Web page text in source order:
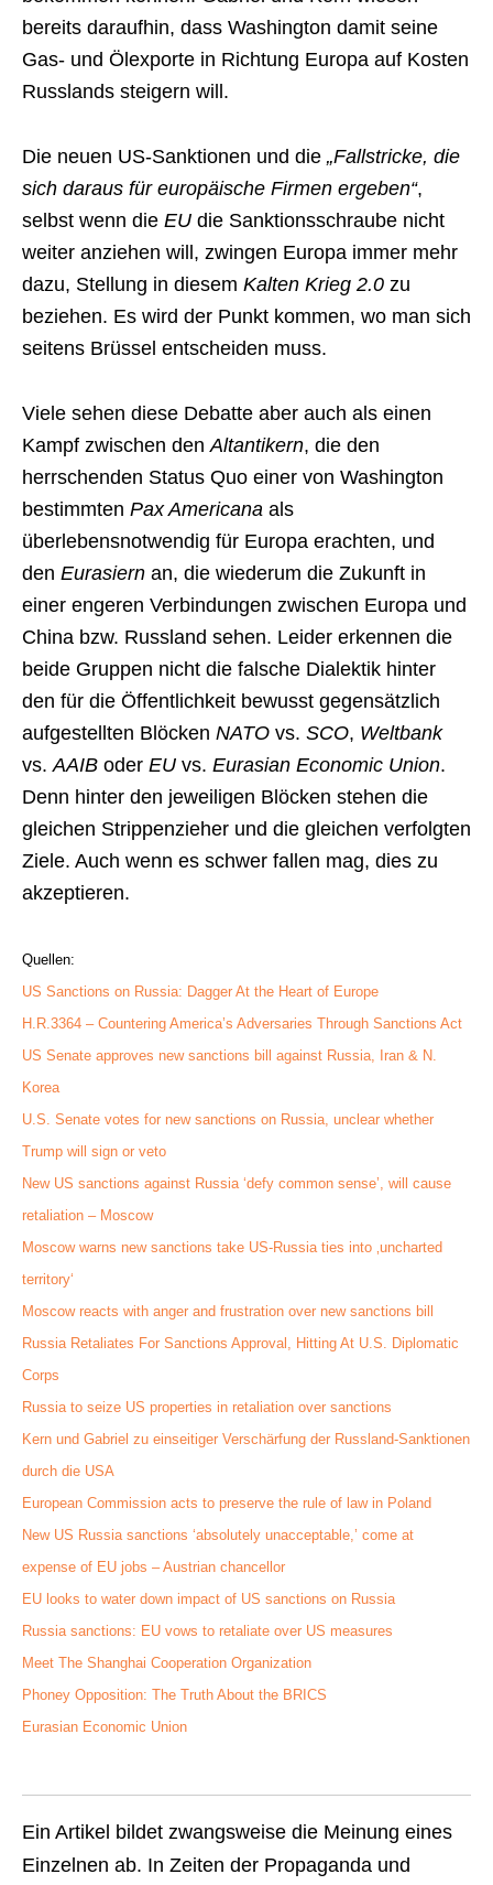
bereits daraufhin, dass Washington damit seine
Gas- und Ölexporte in Richtung Europa auf Kosten
Russlands steigern will.
Die neuen US-Sanktionen und die „Fallstricke, die
sich daraus für europäische Firmen ergeben“,
selbst wenn die EU die Sanktionsschraube nicht
weiter anziehen will, zwingen Europa immer mehr
dazu, Stellung in diesem Kalten Krieg 2.0 zu
beziehen. Es wird der Punkt kommen, wo man sich
seitens Brüssel entscheiden muss.
Viele sehen diese Debatte aber auch als einen
Kampf zwischen den Altantikern, die den
herrschenden Status Quo einer von Washington
bestimmten Pax Americana als
überlebensnotwendig für Europa erachten, und
den Eurasiern an, die wiederum die Zukunft in
einer engeren Verbindungen zwischen Europa und
China bzw. Russland sehen. Leider erkennen die
beide Gruppen nicht die falsche Dialektik hinter
den für die Öffentlichkeit bewusst gegensätzlich
aufgestellten Blöcken NATO vs. SCO, Weltbank
vs. AAIB oder EU vs. Eurasian Economic Union.
Denn hinter den jeweiligen Blöcken stehen die
gleichen Strippenzieher und die gleichen verfolgten
Ziele. Auch wenn es schwer fallen mag, dies zu
akzeptieren.
Quellen:
US Sanctions on Russia: Dagger At the Heart of Europe
H.R.3364 – Countering America’s Adversaries Through Sanctions Act
US Senate approves new sanctions bill against Russia, Iran & N.
Korea
U.S. Senate votes for new sanctions on Russia, unclear whether
Trump will sign or veto
New US sanctions against Russia ‘defy common sense’, will cause
retaliation – Moscow
Moscow warns new sanctions take US-Russia ties into ‚uncharted
territory‘
Moscow reacts with anger and frustration over new sanctions bill
Russia Retaliates For Sanctions Approval, Hitting At U.S. Diplomatic
Corps
Russia to seize US properties in retaliation over sanctions
Kern und Gabriel zu einseitiger Verschärfung der Russland-Sanktionen
durch die USA
European Commission acts to preserve the rule of law in Poland
New US Russia sanctions ‘absolutely unacceptable,’ come at
expense of EU jobs – Austrian chancellor
EU looks to water down impact of US sanctions on Russia
Russia sanctions: EU vows to retaliate over US measures
Meet The Shanghai Cooperation Organization
Phoney Opposition: The Truth About the BRICS
Eurasian Economic Union
Ein Artikel bildet zwangsweise die Meinung eines
Einzelnen ab. In Zeiten der Propaganda und